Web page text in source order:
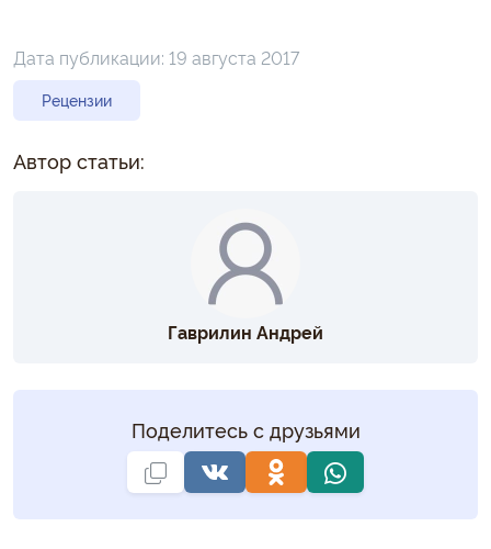
Дата публикации: 19 августа 2017
Рецензии
Автор статьи:
Гаврилин Андрей
Поделитесь с друзьями